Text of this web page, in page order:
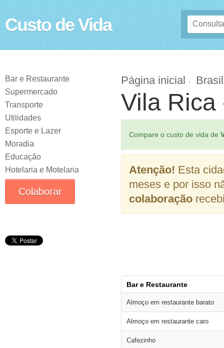
Custo de Vida
Bar e Restaurante
Supermercado
Transporte
Utilidades
Esporte e Lazer
Moradia
Educação
Hotelaria e Motelaria
Colaborar
Página inicial Brasil
Vila Rica
Compare o custo de vida de
Atenção! Esta
meses e por isso
colaboração
Bar e Restaurante
Almoço em restaurante barato
Almoço em restaurante caro
Cafezinho